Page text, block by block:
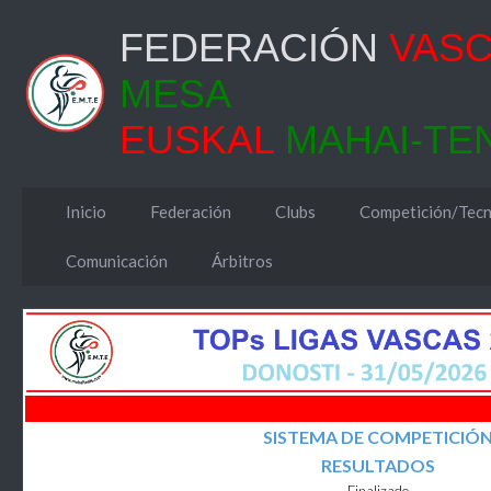
FEDERACIÓN
MESA
EUSKAL MAHAI-
Inicio Federación Clubs Competición/
Comunicación Árbitros
SISTEMA DE
RESULTADOS